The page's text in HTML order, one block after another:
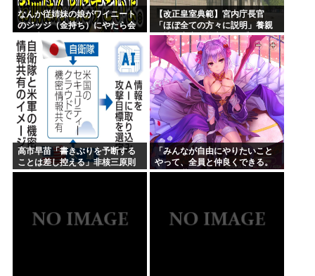
なんか従姉妹の娘がワイニート
のジッジ（金持ち）にやたら会
【改正皇室典範】宮内庁長官
「ほぼ全ての方々に説明」養親
候補の宮家皇族方に 男系男子の
養子候補は「把握せず」
高市早苗「書きぶりを予断する
ことは差し控える」非核三原則
見直しについて
「みんなが自由にやりたいこと
やって、全員と仲良くできる。
そんな世界を作るために、これ